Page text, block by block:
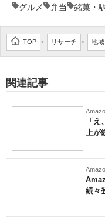
企業向けIT製品の総合
製造業のIT導入・活用
モノづくり技術者専門
電子設計の基本と応用
エネルギーの専門メデ
建設×テクノロジーの
グルメ 弁当 銘菓・
TOP > リサーチ > 地域
関連記事
「
上が
続々